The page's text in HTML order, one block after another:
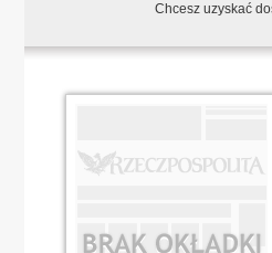
Chcesz uzyskać